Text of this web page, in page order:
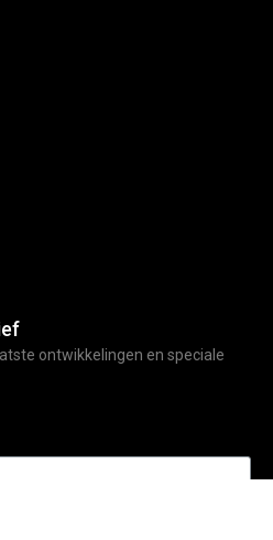
ontwikkelingen en speciale